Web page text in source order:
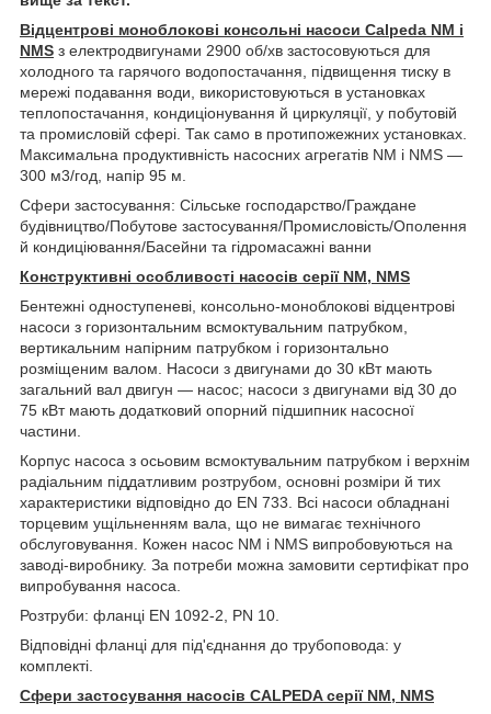
Відцентрові моноблокові консольні насоси Calpeda NM і
NMS з електродвигунами 2900 об/хв застосовуються для
холодного та гарячого водопостачання, підвищення тиску в
мережі подавання води, використовуються в установках
теплопостачання, кондиціонування й циркуляції, у побутовій
та промисловій сфері. Так само в протипожежних установках.
Максимальна продуктивність насосних агрегатів NM і NMS —
300 м3/год, напір 95 м.
Сфери застосування: Сільське господарство/Граждане
будівництво/Побутове застосування/Промисловість/Ополення
й кондиціювання/Басейни та гідромасажні ванни
Конструктивні особливості насосів серії NM, NMS
Бентежні одноступеневі, консольно-моноблокові відцентрові
насоси з горизонтальним всмоктувальним патрубком,
вертикальним напірним патрубком і горизонтально
розміщеним валом. Насоси з двигунами до 30 кВт мають
загальний вал двигун — насос; насоси з двигунами від 30 до
75 кВт мають додатковий опорний підшипник насосної
частини.
Корпус насоса з осьовим всмоктувальним патрубком і верхнім
радіальним піддатливим розтрубом, основні розміри й тих
характеристики відповідно до EN 733. Всі насоси обладнані
торцевим ущільненням вала, що не вимагає технічного
обслуговування. Кожен насос NM і NMS випробовуються на
заводі-виробнику. За потреби можна замовити сертифікат про
випробування насоса.
Розтруби: фланці EN 1092-2, PN 10.
Відповідні фланці для під'єднання до трубоповода: у
комплекті.
Сфери застосування насосів CALPEDA серії NM, NMS